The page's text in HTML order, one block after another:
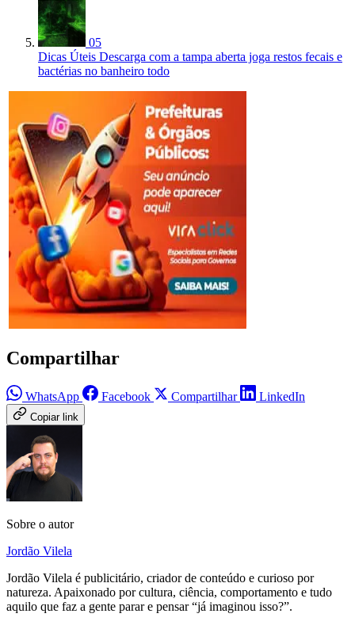
05
Dicas Úteis Descarga com a tampa aberta joga restos fecais e
bactérias no banheiro todo
Compartilhar
WhatsApp Facebook Compartilhar LinkedIn
Copiar link
Sobre o autor
Jordão Vilela
Jordão Vilela é publicitário, criador de conteúdo e curioso por
natureza. Apaixonado por cultura, ciência, comportamento e tudo
aquilo que faz a gente parar e pensar “já imaginou isso?”.